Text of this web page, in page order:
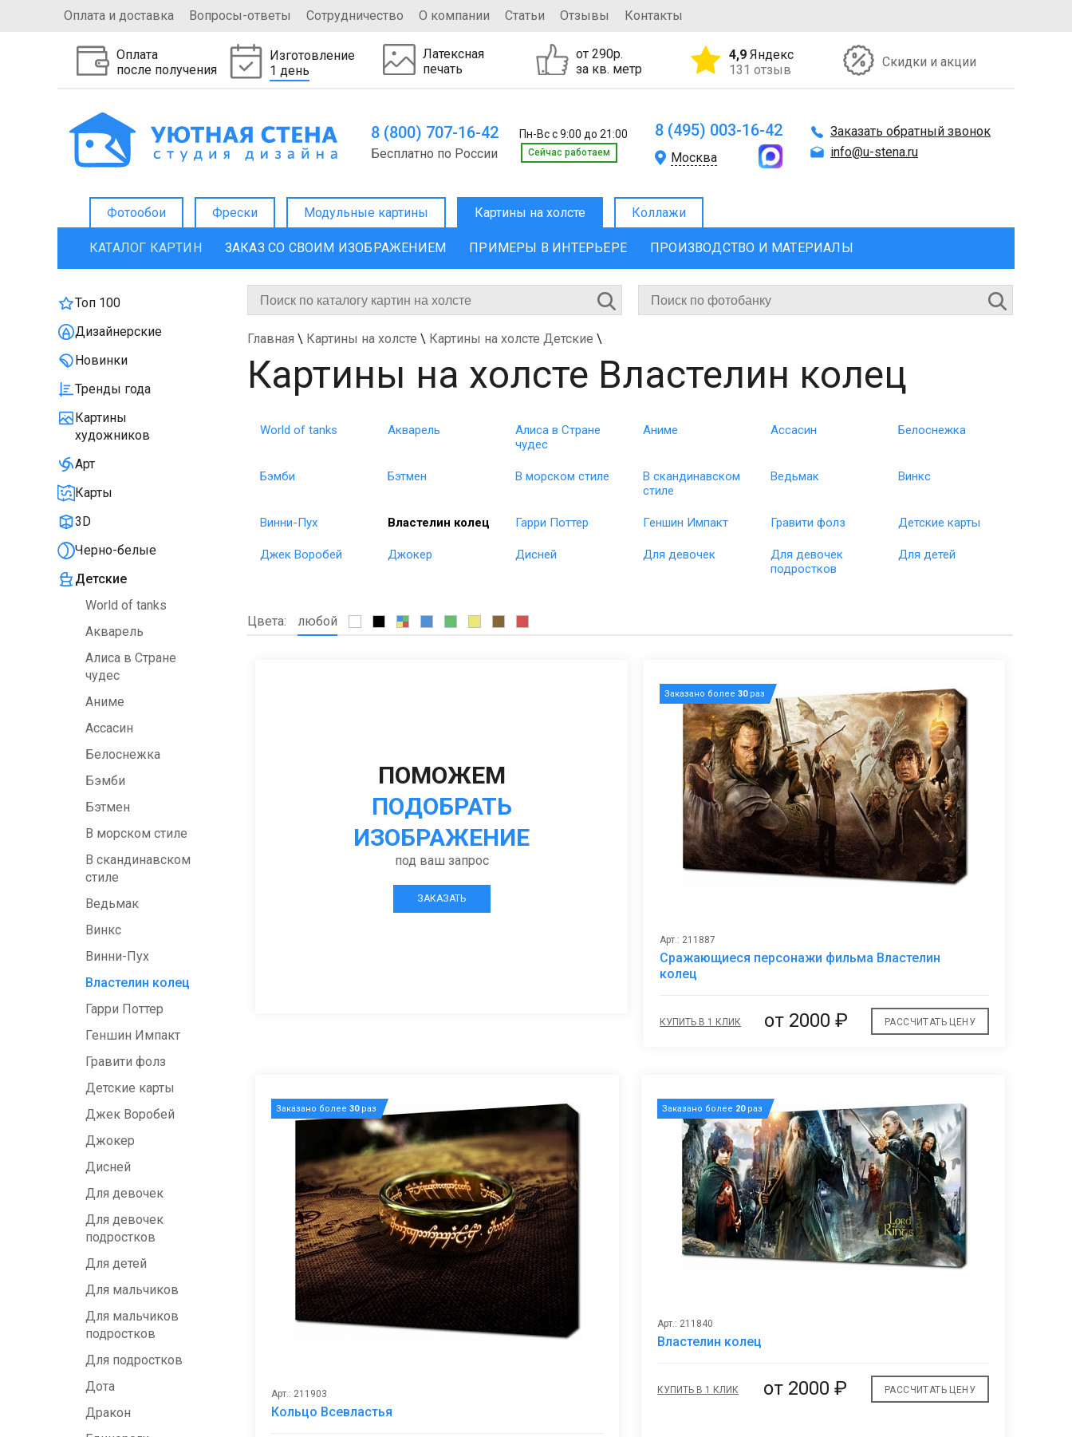
Оплата и доставка Вопросы-ответы Сотрудничество О компании Статьи Отзывы Контакты
Оплата
после получения
Изготовление
1 день
Латексная
печать
от 290р.
за кв. метр
4,9 Яндекс
131 отзыв
Скидки и акции
8 (800) 707-16-42 Пн-Вс с 9:00 до 21:00
Бесплатно по России Cейчас работаем
8 (495) 003-16-42
Москва
Заказать обратный звонок
info@u-stena.ru
Фотообои Фрески Модульные картины Картины на холсте Коллажи
КАТАЛОГ КАРТИН ЗАКАЗ СО СВОИМ ИЗОБРАЖЕНИЕМ ПРИМЕРЫ В ИНТЕРЬЕРЕ ПРОИЗВОДСТВО И МАТЕРИАЛЫ
Топ 100
Дизайнерские
Новинки
Тренды года
Картины
художников
Арт
Карты
3D
Черно-белые
Детские
World of tanks
Акварель
Алиса в Стране
чудес
Аниме
Ассасин
Белоснежка
Бэмби
Бэтмен
В морском стиле
В скандинавском
стиле
Ведьмак
Винкс
Винни-Пух
Властелин колец
Гарри Поттер
Геншин Импакт
Гравити фолз
Детские карты
Джек Воробей
Джокер
Дисней
Для девочек
Для девочек
подростков
Для детей
Для мальчиков
Для мальчиков
подростков
Для подростков
Дота
Дракон
Главная \ Картины на холсте \ Картины на холсте Детские \
Картины на холсте Властелин колец
World of tanks Акварель
Алиса в Стране
чудес
Аниме Ассасин Белоснежка
Бэмби Бэтмен В морском стиле
В скандинавском
стиле
Ведьмак Винкс
Винни-Пух Властелин колец Гарри Поттер Геншин Импакт Гравити фолз Детские карты
Джек Воробей Джокер Дисней Для девочек
Для девочек
подростков
Для детей
Цвета: любой
ПОМОЖЕМ
ПОДОБРАТЬ
ИЗОБРАЖЕНИЕ
под ваш запрос
ЗАКАЗАТЬ
Заказано более30раз
Арт.: 211887
Сражающиеся персонажи фильма Властелин
колец
КУПИТЬ В 1 КЛИК от 2000 ₽ РАССЧИТАТЬ ЦЕНУ
Заказано более 30раз
Арт.: 211903
Кольцо Всевластья
Заказано более 20раз
Арт.: 211840
Властелин колец
КУПИТЬ В 1 КЛИК от 2000 ₽ РАССЧИТАТЬ ЦЕНУ